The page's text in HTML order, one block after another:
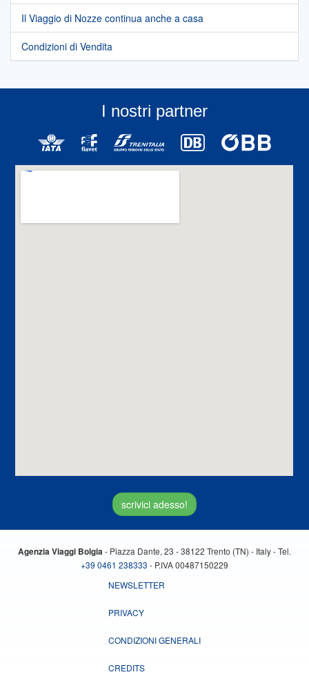
Il Viaggio di Nozze continua anche a casa
Condizioni di Vendita
I nostri partner
scrivici adesso!
Agenzia Viaggi Bolgia - Piazza Dante, 23 - 38122 Trento (TN) - Italy - Tel.
+39 0461 238333 - P.IVA 00487150229
NEWSLETTER
PRIVACY
CONDIZIONI GENERALI
CREDITS